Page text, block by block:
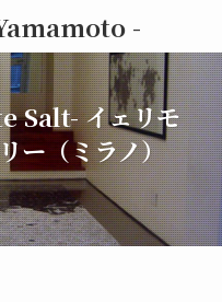
-
Salt- イェリモ
ー（ミラノ）